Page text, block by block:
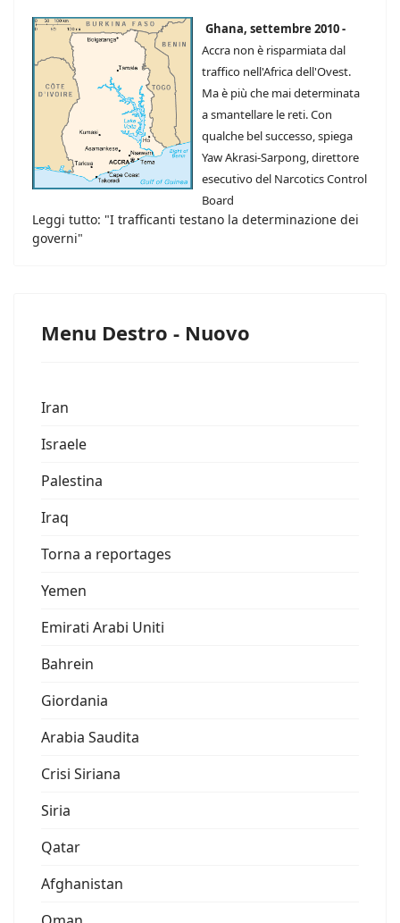
Ghana, settembre 2010 -
Accra non è risparmiata dal
traffico nell'Africa dell'Ovest.
Ma è più che mai determinata
a smantellare le reti. Con
qualche bel successo, spiega
Yaw Akrasi-Sarpong, direttore
esecutivo del Narcotics Control
Board
Leggi tutto: "I trafficanti testano la determinazione dei
governi"
Menu Destro - Nuovo
Iran
Israele
Palestina
Iraq
Torna a reportages
Yemen
Emirati Arabi Uniti
Bahrein
Giordania
Arabia Saudita
Crisi Siriana
Siria
Qatar
Afghanistan